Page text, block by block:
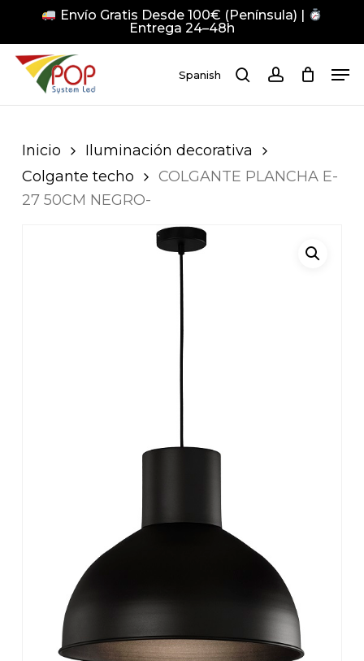
main
content
Envío Gratis Desde 100€ (Península) |
Entrega 24–48h
Spanish searchaccount
Inicio
Iluminación decorativa
Colgante techo
COLGANTE PLANCHA E-
27 50CM NEGRO-
Close
Menu